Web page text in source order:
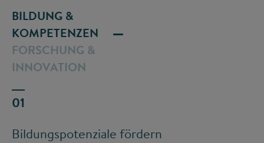
BILDUNG &
KOMPETENZEN
Bildungspotenziale fördern
FORSCHUNG &
INNOVATION